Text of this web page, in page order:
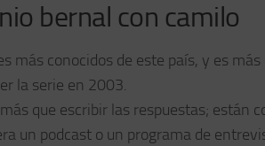
bernal con camilo
más conocidos de este país, y es
la serie en 2003.
que escribir las respuestas; están
un podcast o un programa de